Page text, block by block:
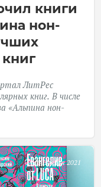
книги
нон-
ЛитРес
книг. В числе
«Альпина нон-
18 Ноября 2021